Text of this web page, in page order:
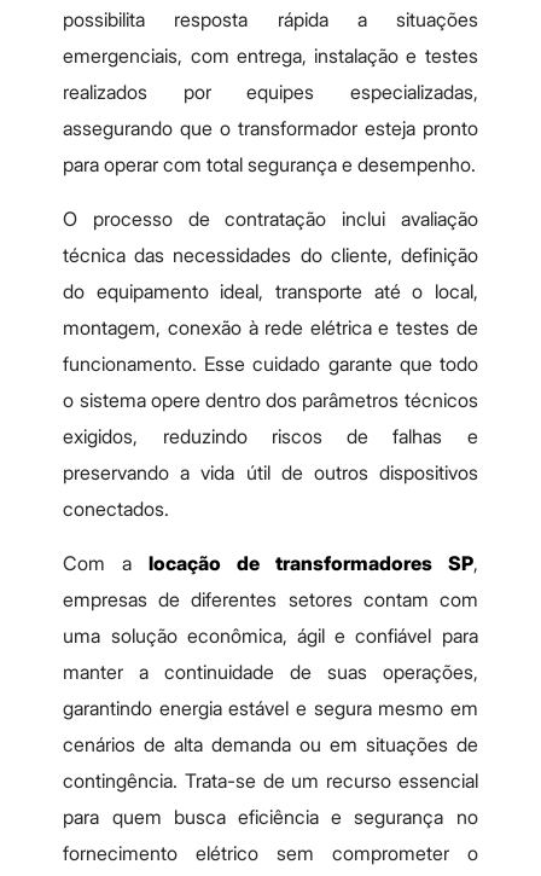
possibilita resposta rápida a situações
emergenciais, com entrega, instalação e testes
realizados por equipes especializadas,
assegurando que o transformador esteja pronto
para operar com total segurança e desempenho.
O processo de contratação inclui avaliação
técnica das necessidades do cliente, definição
do equipamento ideal, transporte até o local,
montagem, conexão à rede elétrica e testes de
funcionamento. Esse cuidado garante que todo
o sistema opere dentro dos parâmetros técnicos
exigidos, reduzindo riscos de falhas e
preservando a vida útil de outros dispositivos
conectados.
Com alocação de transformadores SP,
empresas de diferentes setores contam com
uma solução econômica, ágil e confiável para
manter a continuidade de suas operações,
garantindo energia estável e segura mesmo em
cenários de alta demanda ou em situações de
contingência. Trata-se de um recurso essencial
para quem busca eficiência e segurança no
fornecimento elétrico sem comprometer o